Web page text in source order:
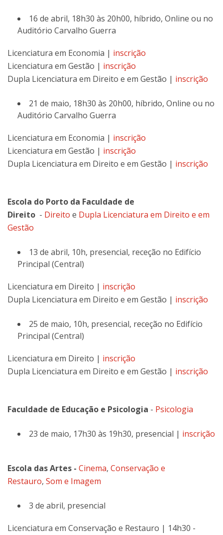
16 de abril, 18h30 às 20h00, híbrido, Online ou no
Auditório Carvalho Guerra
Licenciatura em Economia | inscrição
Licenciatura em Gestão | inscrição
Dupla Licenciatura em Direito e em Gestão | inscrição
21 de maio, 18h30 às 20h00, híbrido, Online ou no
Auditório Carvalho Guerra
Licenciatura em Economia | inscrição
Licenciatura em Gestão | inscrição
Dupla Licenciatura em Direito e em Gestão | inscrição
Escola do Porto da Faculdade de
Direito - Direito e Dupla Licenciatura em Direito e em
Gestão
13 de abril, 10h, presencial, receção no Edifício
Principal (Central)
Licenciatura em Direito | inscrição
Dupla Licenciatura em Direito e em Gestão | inscrição
25 de maio, 10h, presencial, receção no Edifício
Principal (Central)
Licenciatura em Direito | inscrição
Dupla Licenciatura em Direito e em Gestão | inscrição
Faculdade de Educação e Psicologia - Psicologia
23 de maio, 17h30 às 19h30, presencial | inscrição
Escola das Artes - Cinema, Conservação e
Restauro, Som e Imagem
3 de abril, presencial
Licenciatura em Conservação e Restauro | 14h30 -